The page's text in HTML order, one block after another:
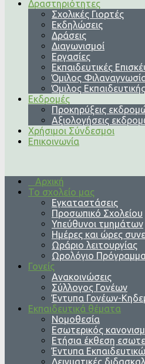
Δραστηριότητες
Σχολικές Γιορτές
Εκδηλώσεις
Δράσεις
Διαγωνισμοί
Εργασίες
Εκπαιδευτικές
Όμιλος
Όμιλος
Εκδρομές
Προκηρύξεις
Αξιολογήσεις
Χρήσιμοι Σύνδεσμοι
Επικοινωνία
Αρχική
Το σχολείο μας
Εγκαταστάσεις
Προσωπικό Σχολείου
Υπεύθυνοι τμημάτων
Ημέρες και ώρες
Ωράριο λειτουργίας
Ωρολόγιο
Γονείς
Ανακοινώσεις
Σύλλογος Γονέων
Έντυπα Γονέων-
Εκπαιδευτικά θέματα
Νομοθεσία
Εσωτερικός
Ετήσια έκθεση
Έντυπα
Δειγματικές